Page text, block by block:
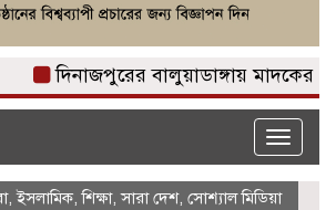
দিনাজপুরের বালুয়াডাঙ্গায় মাদকের ভয়াবহ
Toggle
,ইসলামিক,শিক্ষা,সারা দেশ, সোশ্যাল মিডিয়া